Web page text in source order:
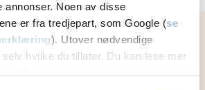
annonser. Noen av disse
er fra tredjepart, som Google (se
). Utover nødvendige
hvilke du tillater. Du kan lese mer
Et effektivt og
kompetent alternativ